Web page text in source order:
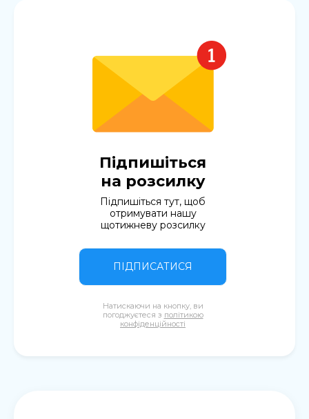
Підпишіться
на розсилку
Підпишіться тут, щоб
отримувати нашу
щотижневу розсилку
ПІДПИСАТИСЯ
Натискаючи на кнопку, ви
погоджуєтеся з політикою
конфіденційності